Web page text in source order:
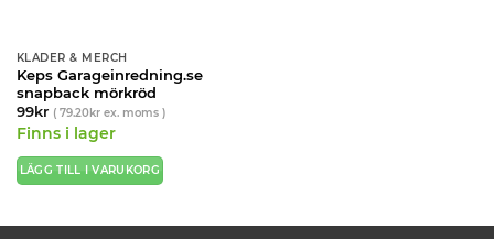
KLÄDER & MERCH
Keps Garageinredning.se
snapback mörkröd
99kr ( 79.20krex. moms )
Finns i lager
LÄGG TILL I VARUKORG